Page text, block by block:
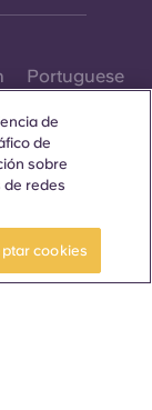
Portuguese
de
de
sobre
de redes
cookies